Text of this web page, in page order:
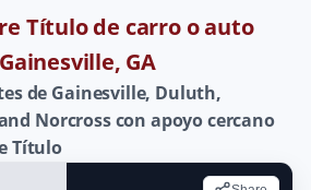
Título de carro o auto
GA
de Gainesville, Duluth,
Norcross con apoyo cercano
Título